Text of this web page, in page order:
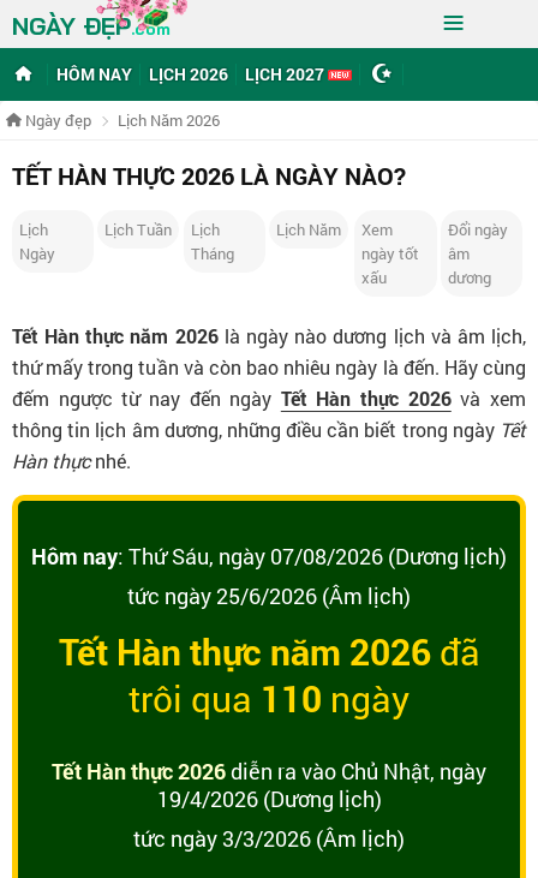
NGÀY ĐẸP.com ≡
HÔM NAY LỊCH 2026 LỊCH 2027
Ngày đẹp Lịch Năm 2026
TẾT HÀN THỰC 2026 LÀ NGÀY NÀO?
Lịch
Ngày
Lịch Tuần
Lịch
Tháng
Lịch Năm
Xem
ngày tốt
xấu
Đổi ngày
âm
dương
Tết Hàn thực năm 2026là ngày nào dương lịch và âm lịch,
thứ mấy trong tuần và còn bao nhiêu ngày là đến. Hãy cùng
đếm ngược từ nay đến ngày Tết Hàn thực 2026và xem
thông tin lịch âm dương, những điều cần biết trong ngày Tết
Hàn thựcnhé.
Hôm nay: Thứ Sáu, ngày 07/08/2026 (Dương lịch)
tức ngày 25/6/2026 (Âm lịch)
Tết Hàn thực năm 2026đã
trôi qua 110 ngày
Tết Hàn thực 2026diễn ra vào Chủ Nhật, ngày
19/4/2026 (Dương lịch)
tức ngày 3/3/2026 (Âm lịch)